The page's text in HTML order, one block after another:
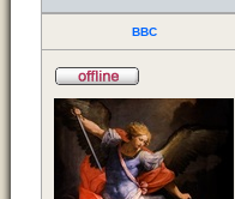
BBC